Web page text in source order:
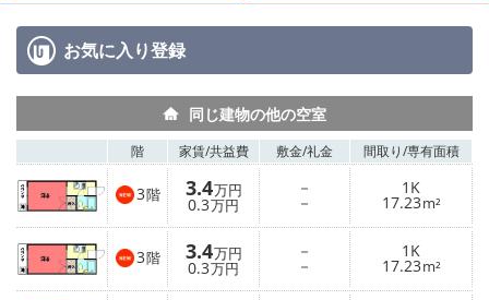
お気に入り登録
同じ建物の他の空室
階 家賃/共益費 敷金/礼金 間取り/専有面積
3階 3.4万円
0.3万円
－
－
1K
17.23m²
3階 3.4万円
0.3万円
－
－
1K
17.23m²